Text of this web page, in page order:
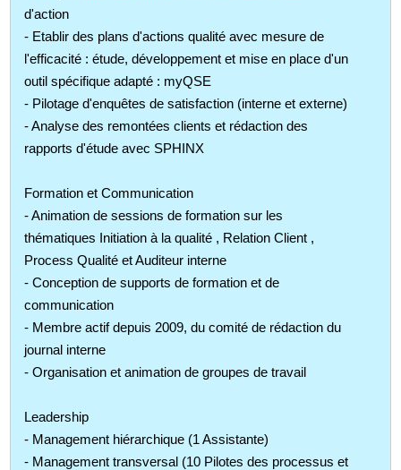
d'action
- Etablir des plans d'actions qualité avec mesure de
l'efficacité : étude, développement et mise en place d'un
outil spécifique adapté : myQSE
- Pilotage d'enquêtes de satisfaction (interne et externe)
- Analyse des remontées clients et rédaction des
rapports d'étude avec SPHINX
Formation et Communication
- Animation de sessions de formation sur les
thématiques Initiation à la qualité , Relation Client ,
Process Qualité et Auditeur interne
- Conception de supports de formation et de
communication
- Membre actif depuis 2009, du comité de rédaction du
journal interne
- Organisation et animation de groupes de travail
Leadership
- Management hiérarchique (1 Assistante)
- Management transversal (10 Pilotes des processus et